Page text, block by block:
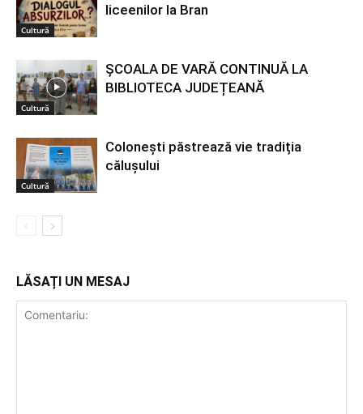
Cultură
liceenilor la Bran
Cultură
ȘCOALA DE VARĂ CONTINUĂ LA
BIBLIOTECA JUDEȚEANĂ
Cultură
Colonești păstrează vie tradiția
călușului
LĂSAȚI UN MESAJ